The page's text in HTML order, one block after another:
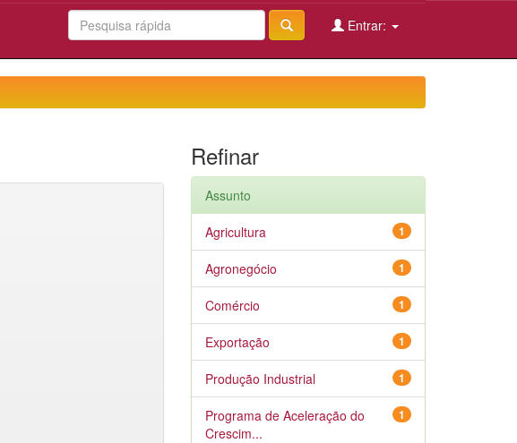
Entrar:
Refinar
Assunto
1
Agricultura
1
Agronegócio
1
Comércio
1
Exportação
1
Produção Industrial
1
Programa de Aceleração do
Crescim...